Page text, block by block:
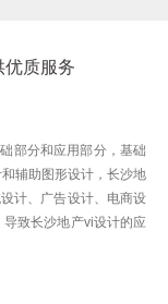
优质服务
部分和应用部分，基础
辅助图形设计，长沙地
计、广告设计、电商设
致长沙地产vi设计的应